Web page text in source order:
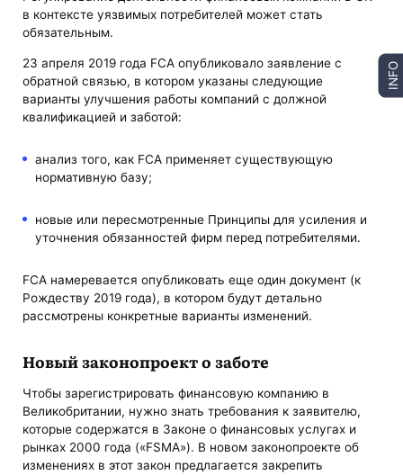
в контексте уязвимых потребителей может стать
обязательным.
23 апреля 2019 года FCA опубликовало заявление с
обратной связью, в котором указаны следующие
варианты улучшения работы компаний с должной
квалификацией и заботой:
анализ того, как FCA применяет существующую
нормативную базу;
новые или пересмотренные Принципы для усиления и
уточнения обязанностей фирм перед потребителями.
FCA намеревается опубликовать еще один документ (к
Рождеству 2019 года), в котором будут детально
рассмотрены конкретные варианты изменений.
Новый законопроект о заботе
Чтобы зарегистрировать финансовую компанию в
Великобритании, нужно знать требования к заявителю,
которые содержатся в Законе о финансовых услугах и
рынках 2000 года («FSMA»). В новом законопроекте об
изменениях в этот закон предлагается закрепить
INFO